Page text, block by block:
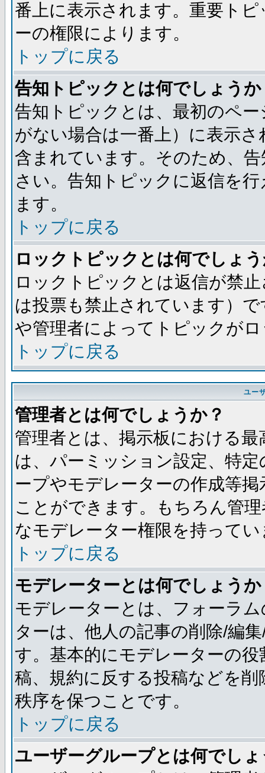
番上に表示されます。重要ト
ーの権限によります。
トップに戻る
告知トピックとは何でしょうか
告知トピックとは、最初のペ
がない場合は一番上）に表示
含まれています。そのため、
さい。告知トピックに返信を
ます。
トップに戻る
ロックトピックとは何でしょ
ロックトピックとは返信が禁
は投票も禁止されています）
や管理者によってトピックが
トップに戻る
ユー
管理者とは何でしょうか？
管理者とは、掲示板における
は、パーミッション設定、特
ープやモデレーターの作成等
ことができます。もちろん管
なモデレーター権限を持ってい
トップに戻る
モデレーターとは何でしょうか
モデレーターとは、フォーラ
ターは、他人の記事の削除/編
す。基本的にモデレーターの
稿、規約に反する投稿などを
秩序を保つことです。
トップに戻る
ユーザーグループとは何でし